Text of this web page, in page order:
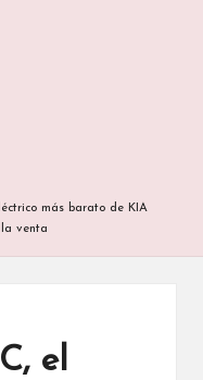
más barato de KIA
venta
el